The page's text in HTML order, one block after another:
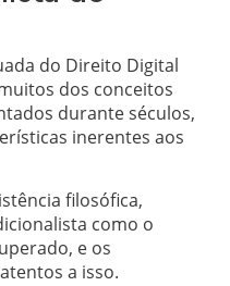
do Direito Digital
dos conceitos
durante séculos,
inerentes aos
filosófica,
como o
e os
a isso.